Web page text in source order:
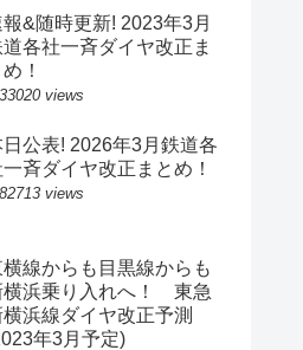
&随時更新! 2023年3月
各社一斉ダイヤ改正ま
！
views
日公表! 2026年3月鉄道各
斉ダイヤ改正まとめ！
views
横線からも目黒線からも
横浜乗り入れへ！ 東急
横浜線ダイヤ改正予測
年3月予定)